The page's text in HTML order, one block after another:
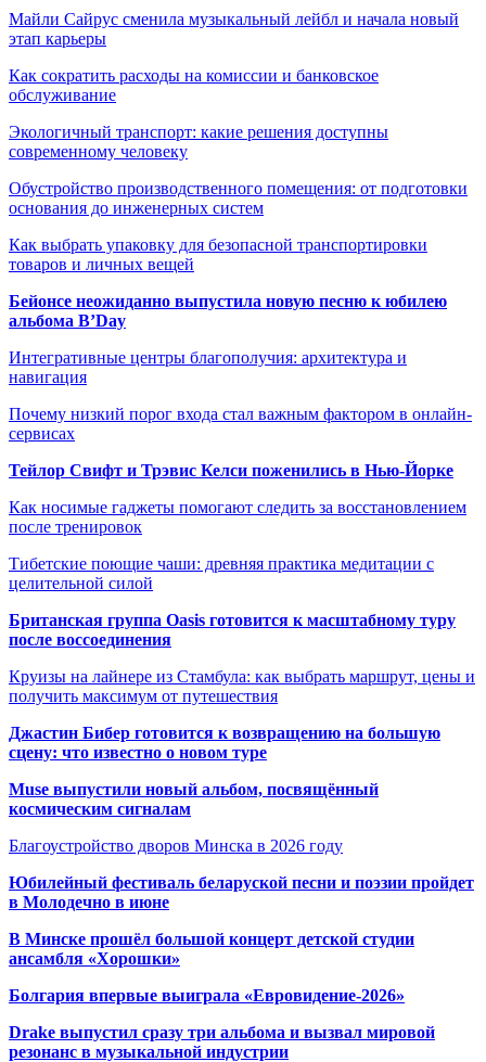
Майли Сайрус сменила музыкальный лейбл и начала новый
этап карьеры
Как сократить расходы на комиссии и банковское
обслуживание
Экологичный транспорт: какие решения доступны
современному человеку
Обустройство производственного помещения: от подготовки
основания до инженерных систем
Как выбрать упаковку для безопасной транспортировки
товаров и личных вещей
Бейонсе неожиданно выпустила новую песню к юбилею
альбома B’Day
Интегративные центры благополучия: архитектура и
навигация
Почему низкий порог входа стал важным фактором в онлайн-
сервисах
Тейлор Свифт и Трэвис Келси поженились в Нью-Йорке
Как носимые гаджеты помогают следить за восстановлением
после тренировок
Тибетские поющие чаши: древняя практика медитации с
целительной силой
Британская группа Oasis готовится к масштабному туру
после воссоединения
Круизы на лайнере из Стамбула: как выбрать маршрут, цены и
получить максимум от путешествия
Джастин Бибер готовится к возвращению на большую
сцену: что известно о новом туре
Muse выпустили новый альбом, посвящённый
космическим сигналам
Благоустройство дворов Минска в 2026 году
Юбилейный фестиваль беларуской песни и поэзии пройдет
в Молодечно в июне
В Минске прошёл большой концерт детской студии
ансамбля «Хорошки»
Болгария впервые выиграла «Евровидение-2026»
Drake выпустил сразу три альбома и вызвал мировой
резонанс в музыкальной индустрии